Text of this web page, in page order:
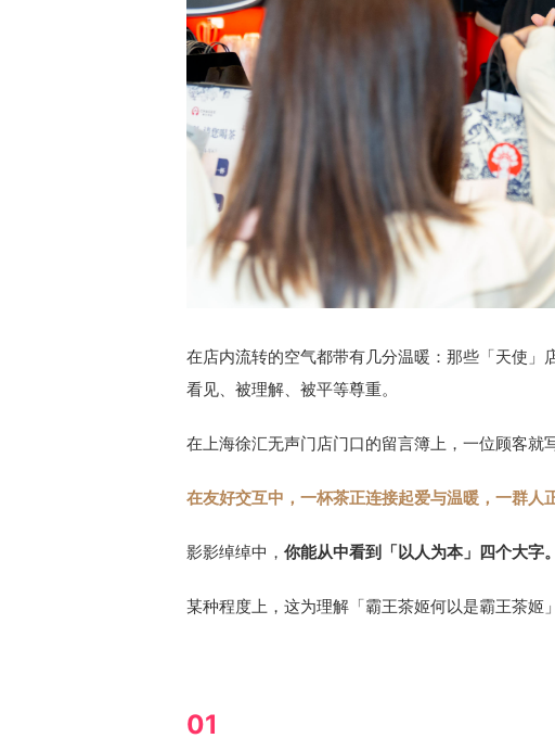
在店内流转的空气都带有几分温暖：那些「天使
看见、被理解、被平等尊重。
在上海徐汇无声门店门口的留言簿上，一位顾客就
在友好交互中，一杯茶正连接起爱与温暖，一群人
影影绰绰中， 你能从中看到「以人为本」四个大字。
某种程度上，这为理解「霸王茶姬何以是霸王茶姬
01